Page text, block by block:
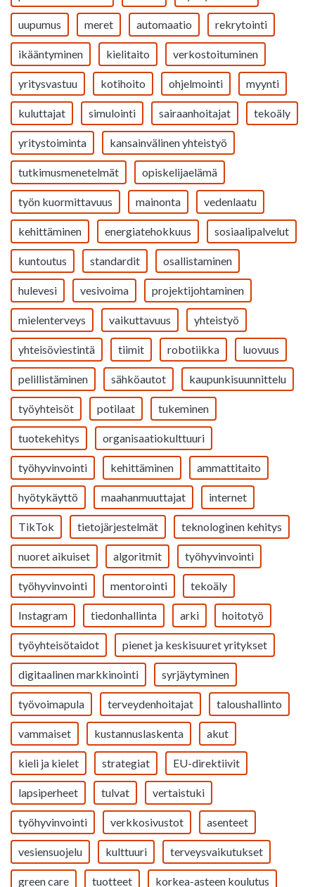
uupumus meret automaatio rekrytointi
ikääntyminen kielitaito verkostoituminen
yritysvastuu kotihoito ohjelmointi myynti
kuluttajat simulointi sairaanhoitajat tekoäly
yritystoiminta kansainvälinen yhteistyö
tutkimusmenetelmät opiskelijaelämä
työn kuormittavuus mainonta vedenlaatu
kehittäminen energiatehokkuus sosiaalipalvelut
kuntoutus standardit osallistaminen
hulevesi vesivoima projektijohtaminen
mielenterveys vaikuttavuus yhteistyö
yhteisöviestintä tiimit robotiikka luovuus
pelillistäminen sähköautot kaupunkisuunnittelu
työyhteisöt potilaat tukeminen
tuotekehitys organisaatiokulttuuri
työhyvinvointi kehittäminen ammattitaito
hyötykäyttö maahanmuuttajat internet
TikTok tietojärjestelmät teknologinen kehitys
nuoret aikuiset algoritmit työhyvinvointi
työhyvinvointi mentorointi tekoäly
Instagram tiedonhallinta arki hoitotyö
työyhteisötaidot pienet ja keskisuuret yritykset
digitaalinen markkinointi syrjäytyminen
työvoimapula terveydenhoitajat taloushallinto
vammaiset kustannuslaskenta akut
kieli ja kielet strategiat EU-direktiivit
lapsiperheet tulvat vertaistuki
työhyvinvointi verkkosivustot asenteet
vesiensuojelu kulttuuri terveysvaikutukset
green care tuotteet korkea-asteen koulutus